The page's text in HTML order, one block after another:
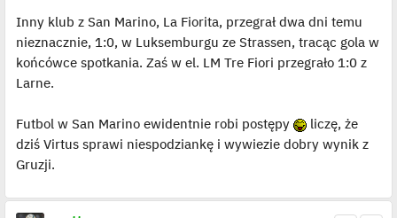
o
s
t
Inny klub z San Marino, La Fiorita, przegrał dwa dni temu
nieznacznie, 1:0, w Luksemburgu ze Strassen, tracąc gola w
końcówce spotkania. Zaś w el. LM Tre Fiori przegrało 1:0 z
Larne.
Futbol w San Marino ewidentnie robi postępy
liczę, że
dziś Virtus sprawi niespodziankę i wywiezie dobry wynik z
Gruzji.